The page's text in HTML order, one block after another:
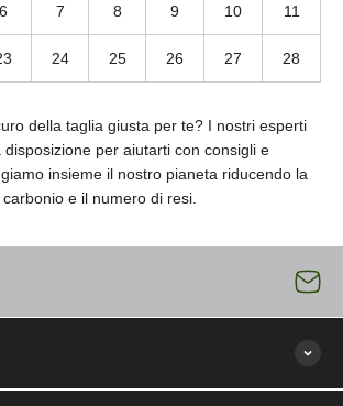
6 7 8 9 10 11
24 25 26 27 28
della taglia giusta per te? I nostri esperti
per aiutarti con consigli e
insieme il nostro pianeta riducendo la
e il numero di resi.